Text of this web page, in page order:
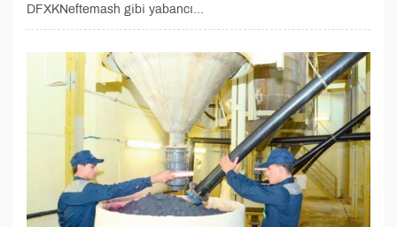
DFXKNeftemash gibi yabancı...